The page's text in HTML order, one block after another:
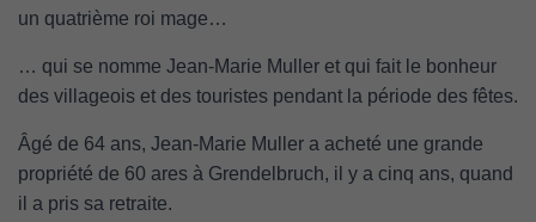
un quatrième roi mage…
… qui se nomme Jean-Marie Muller et qui fait le bonheur
des villageois et des touristes pendant la période des fêtes.
Âgé de 64 ans, Jean-Marie Muller a acheté une grande
propriété de 60 ares à Grendelbruch, il y a cinq ans, quand
il a pris sa retraite.